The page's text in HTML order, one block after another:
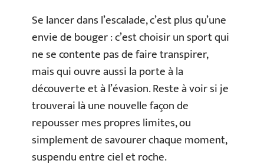
Se lancer dans l’escalade, c’est plus qu’une
envie de bouger : c’est choisir un sport qui
ne se contente pas de faire transpirer,
mais qui ouvre aussi la porte à la
découverte et à l’évasion. Reste à voir si je
trouverai là une nouvelle façon de
repousser mes propres limites, ou
simplement de savourer chaque moment,
suspendu entre ciel et roche.